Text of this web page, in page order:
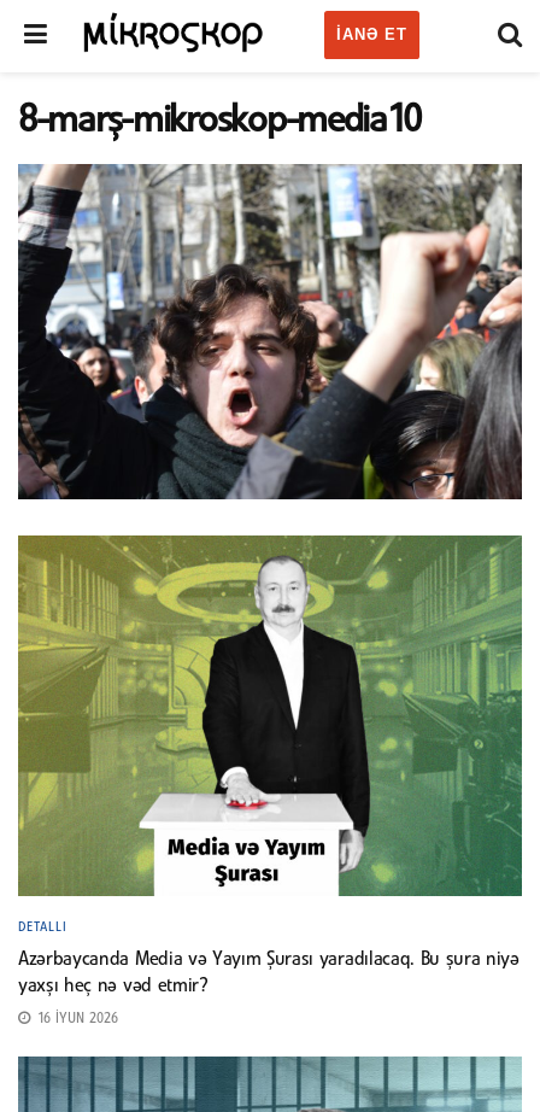
IANƏ ET
8-marş-mikroskop-media10
DETALLI
Azərbaycanda Media və Yayım Şurası yaradılacaq. Bu şura niyə
yaxşı heç nə vəd etmir?
16 İYUN 2026